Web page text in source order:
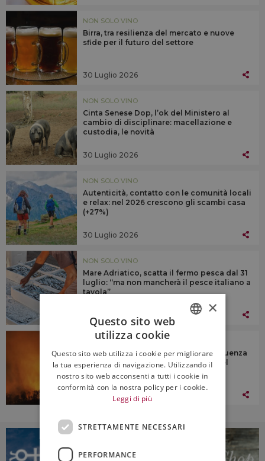
NON SOLO VINO
Birra, tra resilienza del mercato e nuove
sfide per il futuro del settore
30 Luglio 2026
NON SOLO VINO
Cinta Senese Dop, l’ok del Ministero al
cambio di disciplinare: macellazione e
custodia, le novità
30 Luglio 2026
NON SOLO VINO
Autenticità, contatto con le comunità locali
e relax: nel 2026 crescono gli scambi casa
(+27%)
30 Luglio 2026
NON SOLO VINO
Mare Adriatico, scatta il fermo pesca dal 31
luglio: “ma non mancherà il pesce italiano a
tavola”
NON SOLO VINO
Slow Food Italia, “gli incendi conseguenza
dell’abbandono delle aree interne del
nostro Paese”
29 Luglio 2026
ENGLISH
×
Questo sito web
utilizza cookie
Questo sito web utilizza i cookie per migliorare
la tua esperienza di navigazione. Utilizzando il
nostro sito web acconsenti a tutti i cookie in
conformità con la nostra policy per i cookie.
Leggi di più
STRETTAMENTE NECESSARI
PERFORMANCE